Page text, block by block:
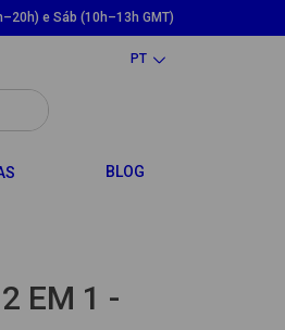
e Sáb (10h–13h GMT)
PT
BLOG
EM 1 -